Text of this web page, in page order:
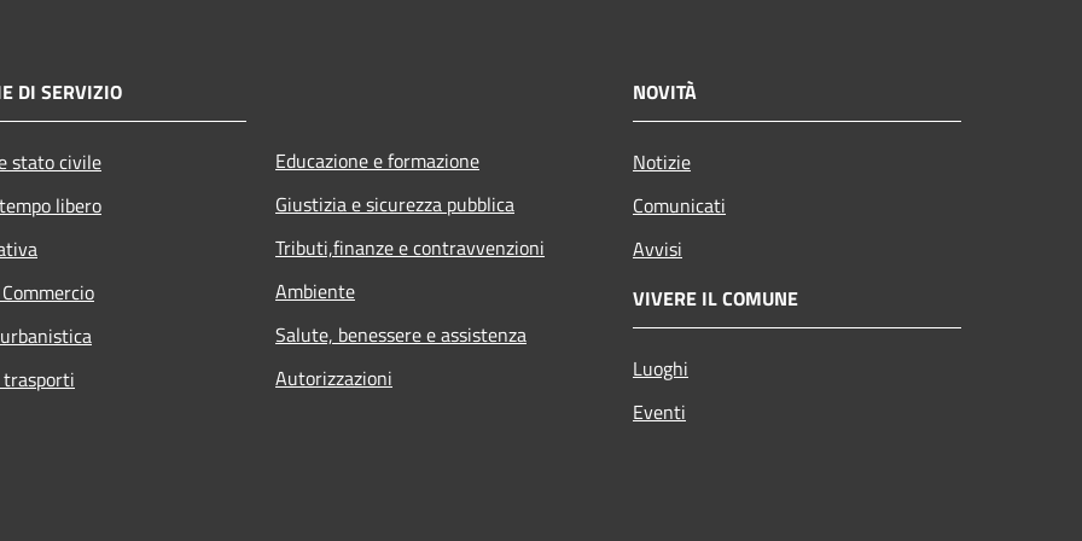
DI SERVIZIO
stato civile
libero
Educazione e formazione
Giustizia e sicurezza pubblica
Tributi,finanze e contravvenzioni
Ambiente
Salute, benessere e assistenza
Autorizzazioni
NOVITÀ
Notizie
Comunicati
Avvisi
VIVERE IL COMUNE
Luoghi
Eventi